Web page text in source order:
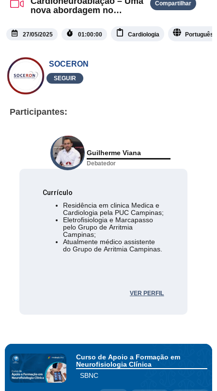
nova abordagem no
Compartilhar
27/05/2025 01:00:00 Cardiologia Português
SOCERON
SEGUIR
Participantes:
Guilherme Viana
Debatedor
Currículo
Residência em clinica Medica e
Cardiologia pela PUC Campinas;
Eletrofisiologia e Marcapasso
pelo Grupo de Arritmia
Campinas;
Atualmente médico assistente
do Grupo de Arritmia Campinas.
VER PERFIL
Curso de Apoio a Formação em
Neurofisiologia Clínica
SBNC